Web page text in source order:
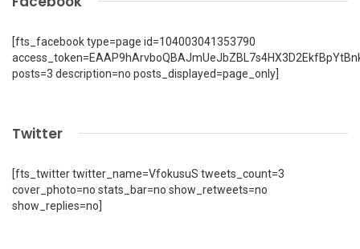
[fts_facebook type=page id=104003041353790
posts=3 description=no posts_displayed=page_only]
Twitter
[fts_twitter twitter_name=VfokusuS tweets_count=3
cover_photo=no stats_bar=no show_retweets=no
show_replies=no]